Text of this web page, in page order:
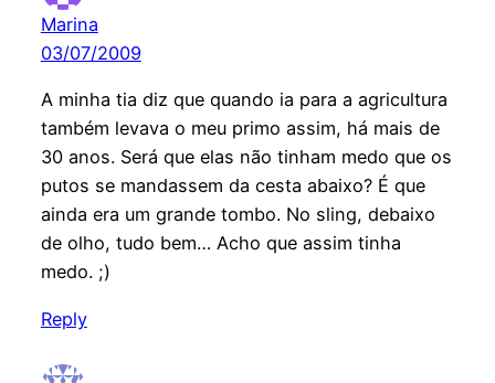
Marina
03/07/2009
A minha tia diz que quando ia para a agricultura
também levava o meu primo assim, há mais de
30 anos. Será que elas não tinham medo que os
putos se mandassem da cesta abaixo? É que
ainda era um grande tombo. No sling, debaixo
de olho, tudo bem… Acho que assim tinha
medo. ;)
Reply